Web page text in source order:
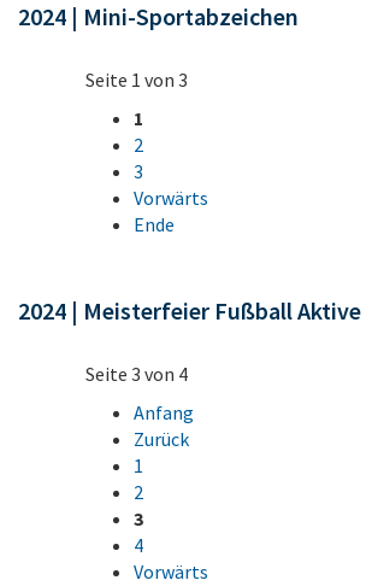
2024 | Mini-Sportabzeichen
Seite 1 von 3
1
2
3
Vorwärts
Ende
2024 | Meisterfeier Fußball Aktive
Seite 3 von 4
Anfang
Zurück
1
2
3
4
Vorwärts